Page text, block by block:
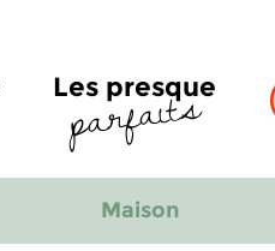
Les presque
parfaits
Maison